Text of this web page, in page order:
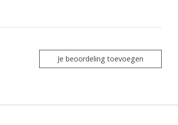
Je beoordeling toevoegen